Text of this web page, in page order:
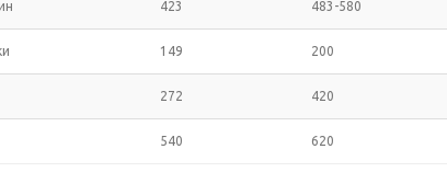
423 483-580
149 200
272 420
540 620